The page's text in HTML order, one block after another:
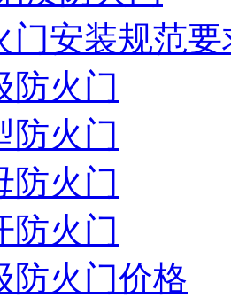
门安装规范要
防火门
防火门
防火门
防火门
防火门价格